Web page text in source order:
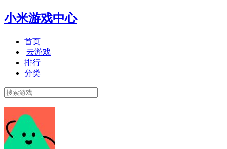
小米游戏中心
首页
云游戏
排行
分类